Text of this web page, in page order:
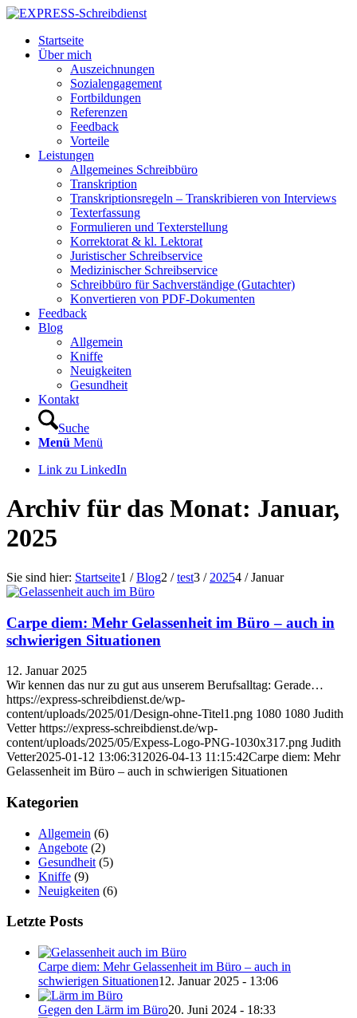
Startseite
Über mich
Auszeichnungen
Sozialengagement
Fortbildungen
Referenzen
Feedback
Vorteile
Leistungen
Allgemeines Schreibbüro
Transkription
Transkriptionsregeln – Transkribieren von Interviews
Texterfassung
Formulieren und Texterstellung
Korrektorat & kl. Lektorat
Juristischer Schreibservice
Medizinischer Schreibservice
Schreibbüro für Sachverständige (Gutachter)
Konvertieren von PDF-Dokumenten
Feedback
Blog
Allgemein
Kniffe
Neuigkeiten
Gesundheit
Kontakt
Suche
Menü Menü
Link zu LinkedIn
Archiv für das Monat: Januar,
2025
Sie sind hier: Startseite1 / Blog2 / test3 / 20254 / Januar
Carpe diem: Mehr Gelassenheit im Büro – auch in
schwierigen Situationen
12. Januar 2025
Wir kennen das nur zu gut aus unserem Berufsalltag: Gerade…
https://express-schreibdienst.de/wp-
content/uploads/2025/01/Design-ohne-Titel1.png 1080 1080 Judith
Vetter https://express-schreibdienst.de/wp-
content/uploads/2025/05/Expess-Logo-PNG-1030x317.png Judith
Vetter2025-01-12 13:06:31 2026-04-13 11:15:42Carpe diem: Mehr
Gelassenheit im Büro – auch in schwierigen Situationen
Kategorien
Allgemein (6)
Angebote (2)
Gesundheit (5)
Kniffe (9)
Neuigkeiten (6)
Letzte Posts
Carpe diem: Mehr Gelassenheit im Büro – auch in
schwierigen Situationen12. Januar 2025 - 13:06
Gegen den Lärm im Büro20. Juni 2024 - 18:33